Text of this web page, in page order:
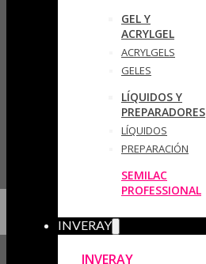
GEL Y
ACRYLGEL
ACRYLGELS
GELES
LÍQUIDOS Y
PREPARADORES
LÍQUIDOS
PREPARACIÓN
SEMILAC
PROFESSIONAL
INVERAY
INVERAY